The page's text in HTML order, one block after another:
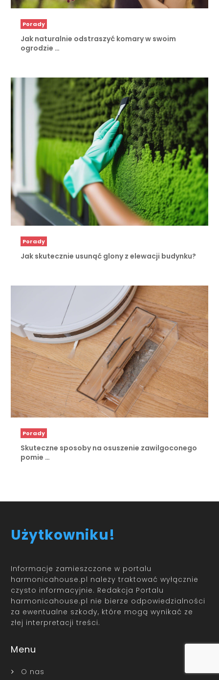
Porady
Jak naturalnie odstraszyć komary w swoim
ogrodzie …
Porady
Jak skutecznie usunąć glony z elewacji budynku?
Porady
Skuteczne sposoby na osuszenie zawilgoconego
pomie …
Użytkowniku!
Informacje zamieszczone w portalu
harmonicahouse.pl należy traktować wyłącznie
czysto informacyjnie. Redakcja Portalu
harmonicahouse.pl nie bierze odpowiedzialności
za ewentualne szkody, które mogą wynikać ze
złej interpretacji treści.
Menu
O nas